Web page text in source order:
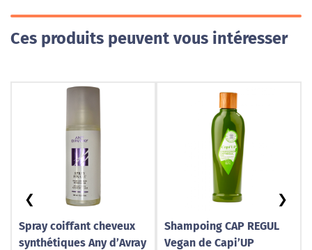
Ces produits peuvent vous intéresser
Spray coiffant cheveux
synthétiques Any d’Avray
Shampoing CAP REGUL
Vegan de Capi’UP
❮ ❯